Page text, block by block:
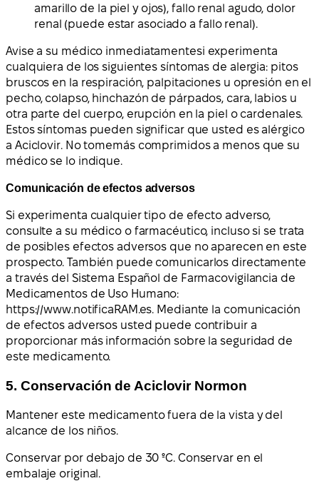
amarillo de la piel y ojos), fallo renal agudo, dolor
renal (puede estar asociado a fallo renal).
Avise a su médico inmediatamentesi experimenta
cualquiera de los siguientes síntomas de alergia: pitos
bruscos en la respiración, palpitaciones u opresión en el
pecho, colapso, hinchazón de párpados, cara, labios u
otra parte del cuerpo, erupción en la piel o cardenales.
Estos síntomas pueden significar que usted es alérgico
a Aciclovir. No tomemás comprimidos a menos que su
médico se lo indique.
Comunicación de efectos adversos
Si experimenta cualquier tipo de efecto adverso,
consulte a su médico o farmacéutico, incluso si se trata
de posibles efectos adversos que no aparecen en este
prospecto. También puede comunicarlos directamente
a través del Sistema Español de Farmacovigilancia de
Medicamentos de Uso Humano:
https://www.notificaRAM.es. Mediante la comunicación
de efectos adversos usted puede contribuir a
proporcionar más información sobre la seguridad de
este medicamento.
5. Conservación de Aciclovir Normon
Mantener este medicamento fuera de la vista y del
alcance de los niños.
Conservar por debajo de 30 ºC. Conservar en el
embalaje original.